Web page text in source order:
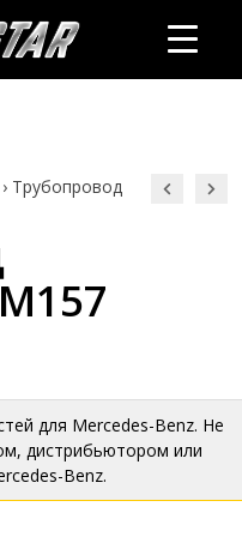
› Трубопровод
для Mercedes-Benz. Не
дистрибьютором или
Benz.